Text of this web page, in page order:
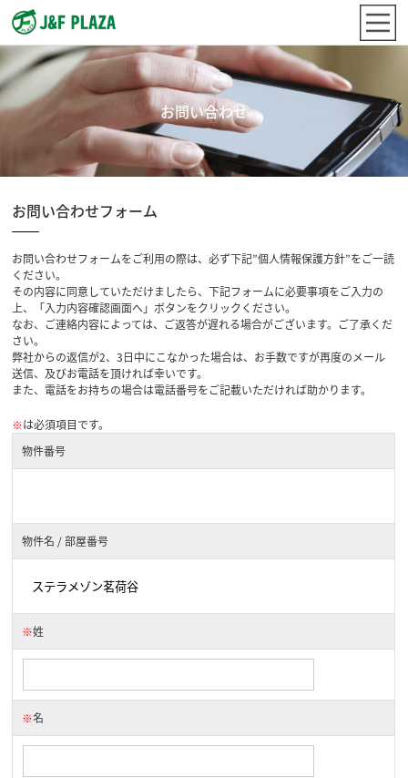
お問い合わせ
お問い合わせフォーム
お問い合わせフォームをご利用の際は、必ず下記”個人情報保護方針”をご一読
ください。
その内容に同意していただけましたら、下記フォームに必要事項をご入力の
上、「入力内容確認画面へ」ボタンをクリックください。
なお、ご連絡内容によっては、ご返答が遅れる場合がございます。ご了承くだ
さい。
弊社からの返信が2、3日中にこなかった場合は、お手数ですが再度のメール
送信、及びお電話を頂ければ幸いです。
また、電話をお持ちの場合は電話番号をご記載いただければ助かります。
※は必須項目です。
物件番号
物件名 / 部屋番号
※姓
※名